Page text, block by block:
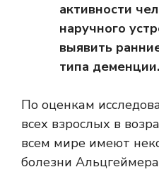
активности
наручного
выявить
типа деменции.
По оценкам
всех взрослых в
всем мире имеют
болезни